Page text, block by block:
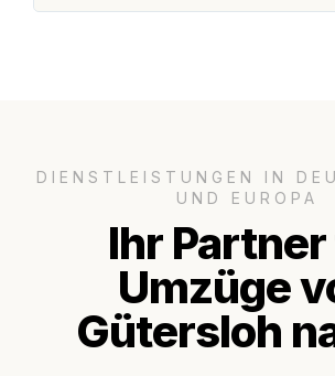
DIENSTLEISTUNGEN IN
UND EUROPA
Ihr
Umzüge
Gütersloh